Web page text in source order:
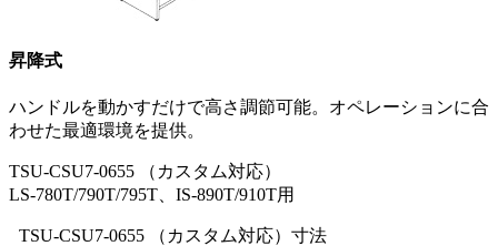
昇降式
ハンドルを動かすだけで高さ調節可能。オペレーションに合
わせた最適環境を提供。
TSU-CSU7-0655 （カスタム対応）
LS-780T/790T/795T、IS-890T/910T用
TSU-CSU7-0655 （カスタム対応）寸法